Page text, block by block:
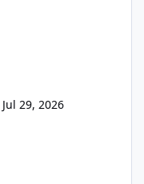
Jul 29, 2026